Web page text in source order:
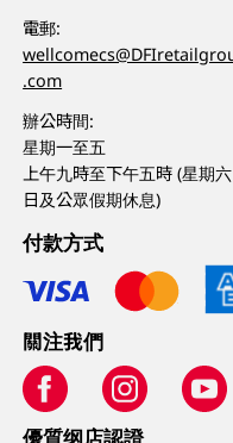
電郵:
.com
辦公時間:
星期一至五
上午九時至下午五時 (星期六
日及公眾假期休息)
付款方式
關注我們